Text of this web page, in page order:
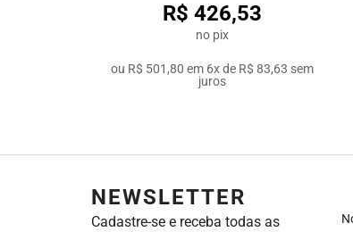
R$ 426,53
no pix
ou R$ 501,80 em 6x de R$ 83,63 sem
juros
NEWSLETTER
Cadastre-se e receba todas as